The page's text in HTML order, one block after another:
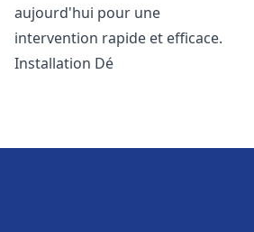
aujourd'hui pour une
intervention rapide et efficace.
Installation Dé